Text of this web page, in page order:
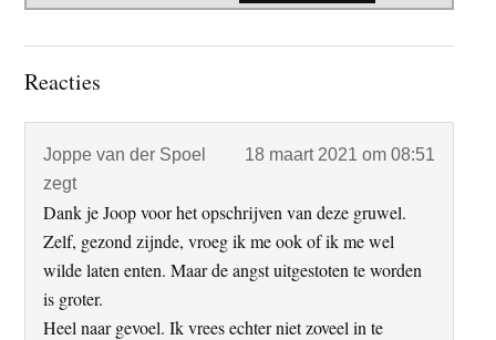
Lees
Reacties
Joppe van der Spoel
zegt
18 maart 2021 om 08:51
Dank je Joop voor het opschrijven van deze gruwel.
Zelf, gezond zijnde, vroeg ik me ook of ik me wel
wilde laten enten. Maar de angst uitgestoten te worden
is groter.
Heel naar gevoel. Ik vrees echter niet zoveel in te